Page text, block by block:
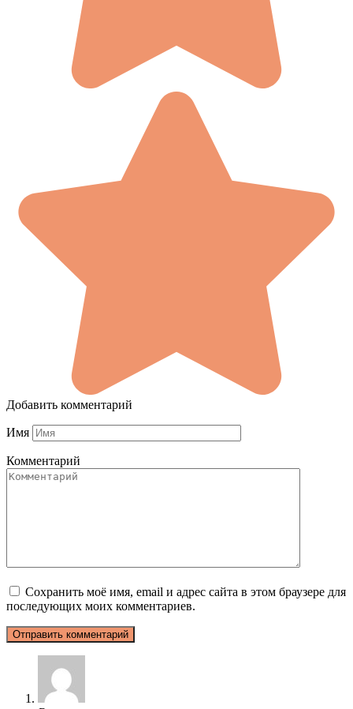
Добавить комментарий
Имя
Комментарий
Сохранить моё имя, email и адрес сайта в этом браузере для
последующих моих комментариев.